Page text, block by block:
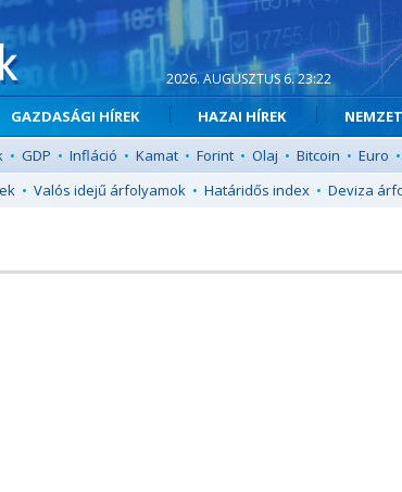
2026. AUGUSZTUS 6. 23:22
GAZDASÁGI HÍREK HAZAI HÍREK
• GDP • Infláció • Kamat • Forint • Olaj • Bitcoin • Euro •
• Valós idejű árfolyamok • Határidős index • Deviza